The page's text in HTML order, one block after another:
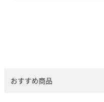
おすすめ商品